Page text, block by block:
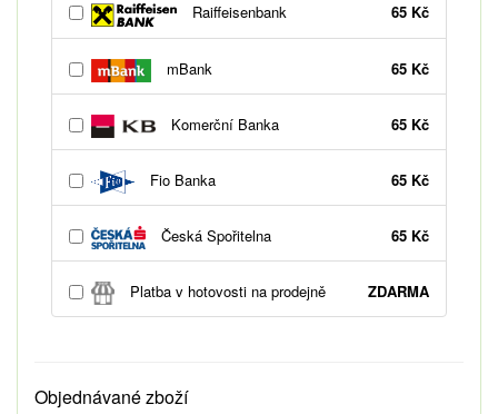
Raiffeisenbank 65 Kč
mBank 65 Kč
Komerční Banka 65 Kč
Fio Banka 65 Kč
Česká Spořitelna 65 Kč
Platba v hotovosti na prodejně ZDARMA
Objednávané zboží